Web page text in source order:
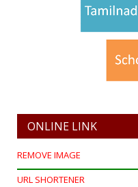
ONLINE LINK
REMOVE IMAGE
URL SHORTENER